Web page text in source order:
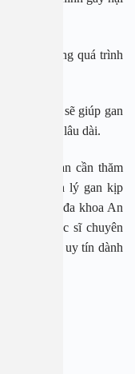
gan trong quá trình
lành mạnh sẽ giúp gan
sức khỏe lâu dài.
trên, bạn cần thăm
trị bệnh lý gan kịp
Bệnh viện đa khoa An
đội ngũ bác sĩ chuyên
thăm khám uy tín dành